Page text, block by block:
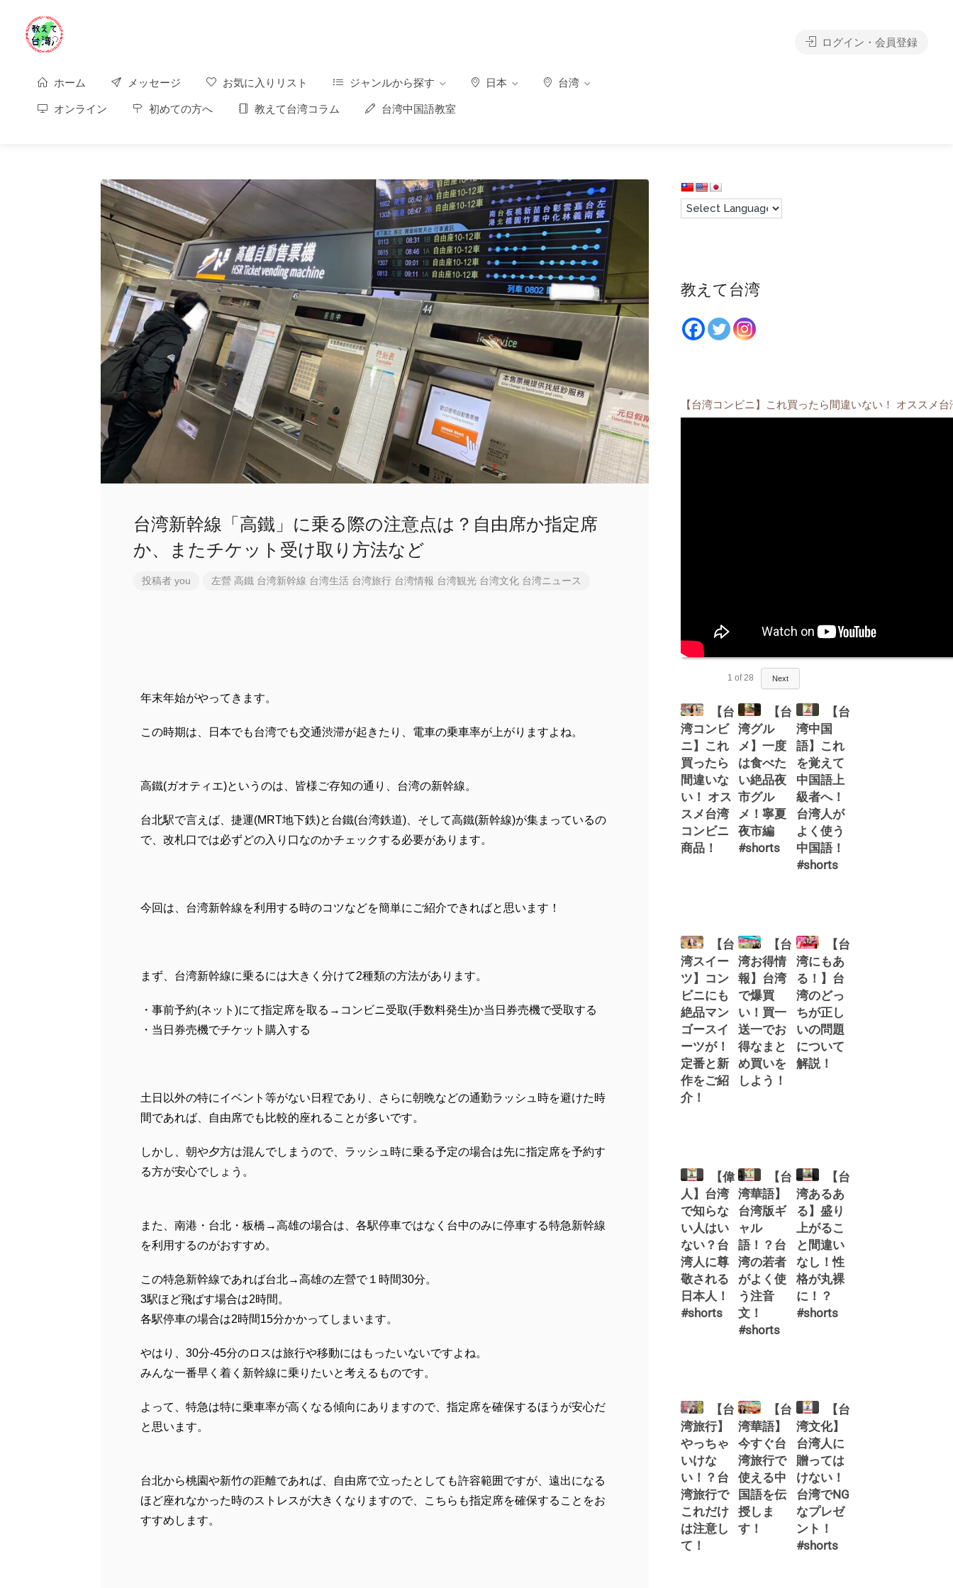
ホーム メッセージ お気に入りリスト ジャンルから探す 日本 台湾
オンライン 初めての方へ 教えて台湾コラム 台湾中国語教室
ログイン・会員登録
台湾新幹線「高鐵」に乗る際の注意点は？自由席か指定席
か、またチケット受け取り方法など
投稿者 you 左營 高鐵 台湾新幹線 台湾生活 台湾旅行 台湾情報 台湾観光 台湾文化 台湾ニュース
年末年始がやってきます。
この時期は、日本でも台湾でも交通渋滞が起きたり、電車の乗車率が上がりますよね。
高鐵(ガオティエ)というのは、皆様ご存知の通り、台湾の新幹線。
台北駅で言えば、捷運(MRT地下鉄)と台鐵(台湾鉄道)、そして高鐵(新幹線)が集まっているの
で、改札口では必ずどの入り口なのかチェックする必要があります。
今回は、台湾新幹線を利用する時のコツなどを簡単にご紹介できればと思います！
まず、台湾新幹線に乗るには大きく分けて2種類の方法があります。
・事前予約(ネット)にて指定席を取る→コンビニ受取(手数料発生)か当日券売機で受取する
・当日券売機でチケット購入する
土日以外の特にイベント等がない日程であり、さらに朝晩などの通勤ラッシュ時を避けた時
間であれば、自由席でも比較的座れることが多いです。
しかし、朝や夕方は混んでしまうので、ラッシュ時に乗る予定の場合は先に指定席を予約す
る方が安心でしょう。
また、南港・台北・板橋→高雄の場合は、各駅停車ではなく台中のみに停車する特急新幹線
を利用するのがおすすめ。
この特急新幹線であれば台北→高雄の左營で１時間30分。
3駅ほど飛ばす場合は2時間。
各駅停車の場合は2時間15分かかってしまいます。
やはり、30分-45分のロスは旅行や移動にはもったいないですよね。
みんな一番早く着く新幹線に乗りたいと考えるものです。
よって、特急は特に乗車率が高くなる傾向にありますので、指定席を確保するほうが安心だ
と思います。
台北から桃園や新竹の距離であれば、自由席で立ったとしても許容範囲ですが、遠出になる
ほど座れなかった時のストレスが大きくなりますので、こちらも指定席を確保することをお
すすめします。
教えて台湾
【台湾コンビニ】これ買ったら間違いない！ オススメ
1 of 28 Next
【台
湾コンビ
ニ】これ
買ったら
間違いな
い！ オス
スメ台湾
コンビニ
商品！
【台
湾グル
メ】一度
は食べた
い絶品夜
市グル
メ！寧夏
夜市編
#shorts
【台
湾中国
語】これ
を覚えて
中国語上
級者へ！
台湾人が
よく使う
中国語！
#shorts
【台
湾スイー
ツ】コン
ビニにも
絶品マン
ゴースイ
ーツが！
定番と新
作をご紹
介！
【台
湾お得情
報】台湾
で爆買
い！買一
送一でお
得なまと
め買いを
しよう！
【台
湾にもあ
る！】台
湾のどっ
ちが正し
いの問題
について
解説！
【偉
人】台湾
で知らな
い人はい
ない？台
湾人に尊
敬される
日本人！
#shorts
【台
湾華語】
台湾版ギ
ャル
語！？台
湾の若者
がよく使
う注音
文！
#shorts
【台
湾あるあ
る】盛り
上がるこ
と間違い
なし！性
格が丸裸
に！？
#shorts
【台
湾旅行】
やっちゃ
いけな
い！？台
湾旅行で
これだけ
は注意し
て！
【台
湾華語】
今すぐ台
湾旅行で
使える中
国語を伝
授しま
す！
【台
湾文化】
台湾人に
贈っては
けない！
台湾でNG
なプレゼ
ント！
#shorts